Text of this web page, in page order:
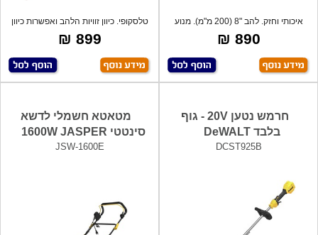
איכותי וחזק. להב "8 (200 מ"מ). מנוע
ללא
890 ₪
טלסקופי. כיוון זוויות הלהב ואפשרות כיוון
899 ₪
חרמש נטען 20V - גוף
בלבד DeWALT
DCST925B
מטאטא חשמלי לדשא
סינטטי 1600W JASPER
JSW-1600E